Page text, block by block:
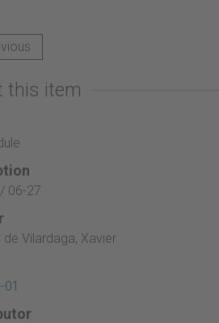
this item
06-27
de Vilardaga, Xavier
01